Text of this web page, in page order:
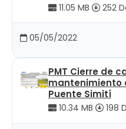
11.05 MB 252
05/05/2022
PMT Cierre de
mantenimiento
Puente Simití
10.34 MB 198